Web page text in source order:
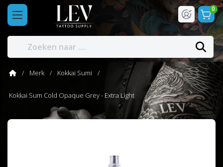
0
Merk Kokkai Sumi
Kokkai Sum Cold Opaque Grey - Extra Light